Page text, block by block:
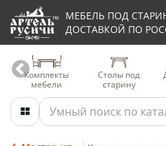
МЕБЕЛЬ ПОД
ДОСТАВКОЙ ПО
Комплекты
мебели
Столы под
старину